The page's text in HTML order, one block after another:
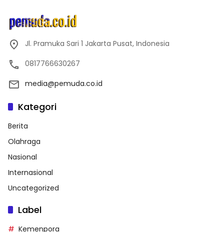
Jl. Pramuka Sari 1 Jakarta Pusat, Indonesia
0817766630267
media@pemuda.co.id
Kategori
Berita
Olahraga
Nasional
Internasional
Uncategorized
Label
Kemenpora